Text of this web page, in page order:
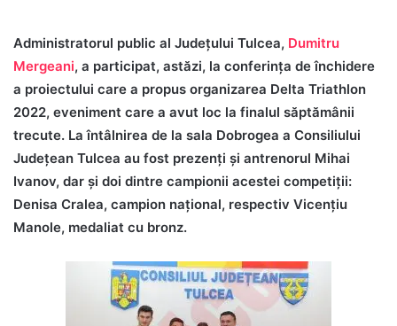
Administratorul public al Județului Tulcea, Dumitru
Mergeani, a participat, astăzi, la conferința de închidere
a proiectului care a propus organizarea Delta Triathlon
2022, eveniment care a avut loc la finalul săptămânii
trecute. La întâlnirea de la sala Dobrogea a Consiliului
Județean Tulcea au fost prezenți și antrenorul Mihai
Ivanov, dar și doi dintre campionii acestei competiții:
Denisa Cralea, campion național, respectiv Vicențiu
Manole, medaliat cu bronz.